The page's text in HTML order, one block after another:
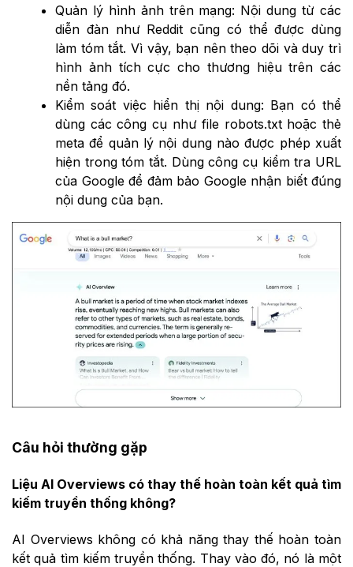
Quản lý hình ảnh trên mạng: Nội dung từ các
diễn đàn như Reddit cũng có thể được dùng
làm tóm tắt. Vì vậy, bạn nên theo dõi và duy trì
hình ảnh tích cực cho thương hiệu trên các
nền tảng đó.
Kiểm soát việc hiển thị nội dung: Bạn có thể
dùng các công cụ như file robots.txt hoặc thẻ
meta để quản lý nội dung nào được phép xuất
hiện trong tóm tắt. Dùng công cụ kiểm tra URL
của Google để đảm bảo Google nhận biết đúng
nội dung của bạn.
Câu hỏi thường gặp
Liệu AI Overviews có thay thế hoàn toàn kết quả tìm
kiếm truyền thống không?
AI Overviews không có khả năng thay thế hoàn toàn
kết quả tìm kiếm truyền thống. Thay vào đó, nó là một